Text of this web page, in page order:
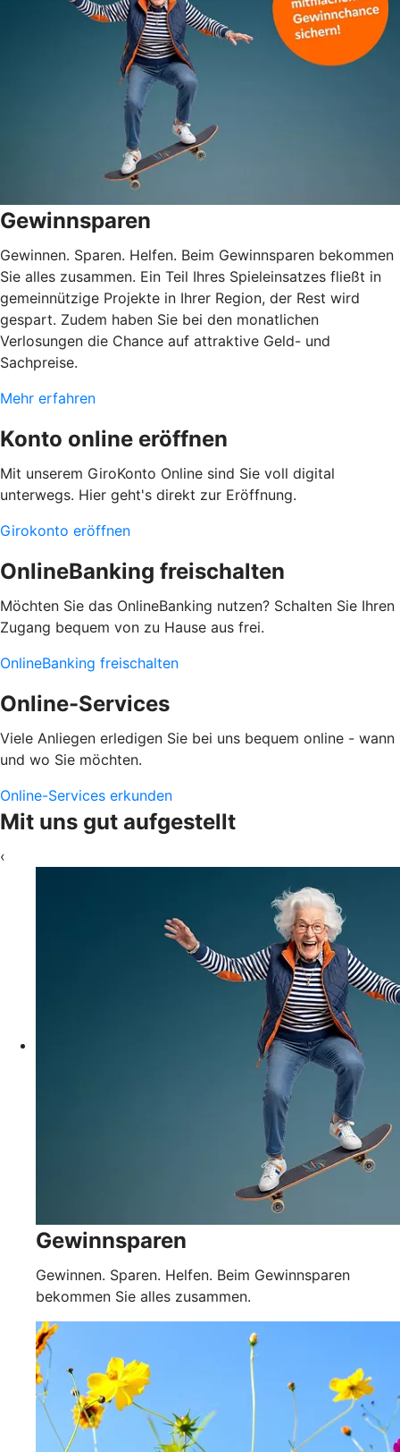
Gewinnsparen
Gewinnen. Sparen. Helfen. Beim Gewinnsparen bekommen
Sie alles zusammen. Ein Teil Ihres Spieleinsatzes fließt in
gemeinnützige Projekte in Ihrer Region, der Rest wird
gespart. Zudem haben Sie bei den monatlichen
Verlosungen die Chance auf attraktive Geld- und
Sachpreise.
Mehr erfahren
Konto online eröffnen
Mit unserem GiroKonto Online sind Sie voll digital
unterwegs. Hier geht's direkt zur Eröffnung.
Girokonto eröffnen
OnlineBanking freischalten
Möchten Sie das OnlineBanking nutzen? Schalten Sie Ihren
Zugang bequem von zu Hause aus frei.
OnlineBanking freischalten
Online-Services
Viele Anliegen erledigen Sie bei uns bequem online - wann
und wo Sie möchten.
Online-Services erkunden
Mit uns gut aufgestellt
‹
Gewinnsparen
Gewinnen. Sparen. Helfen. Beim Gewinnsparen
bekommen Sie alles zusammen.